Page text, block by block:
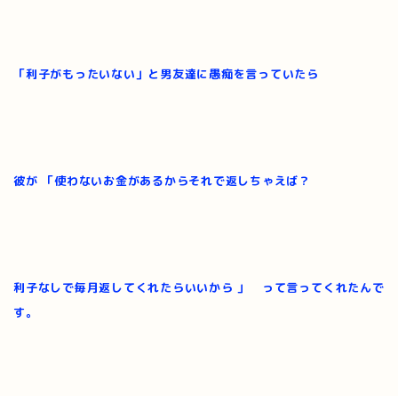
「利子がもったいない」と男友達に愚痴を言っていたら
彼が 「使わないお金があるからそれで返しちゃえば？
利子なしで毎月返してくれたらいいから 」 って言ってくれたんで
す。